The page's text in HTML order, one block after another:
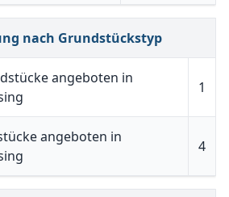
nach Grundstückstyp
angeboten in
1
angeboten in
4